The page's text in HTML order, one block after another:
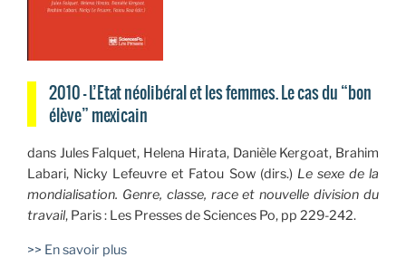
2010 — L’Etat néolibéral et les femmes. Le cas du “bon
élève” mexicain
dans Jules Falquet, Helena Hirata, Danièle Kergoat, Brahim
Labari, Nicky Lefeuvre et Fatou Sow (dirs.) Le sexe de la
mondialisation. Genre, classe, race et nouvelle division du
travail, Paris : Les Presses de Sciences Po, pp 229-242.
>> En savoir plus